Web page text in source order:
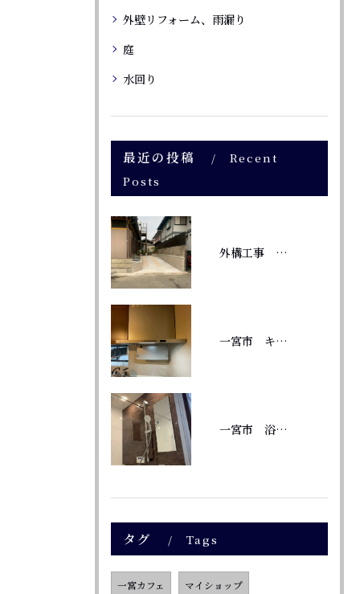
外壁リフォーム、雨漏り
庭
水回り
最近の投稿
Recent
Posts
外構工事 庭に駐車場
一宮市 キッチン換気扇交換 TAGシリーズ
一宮市 浴室リフォーム 風呂釜から給湯器へ変更
タグ Tags
一宮カフェ マイショップ